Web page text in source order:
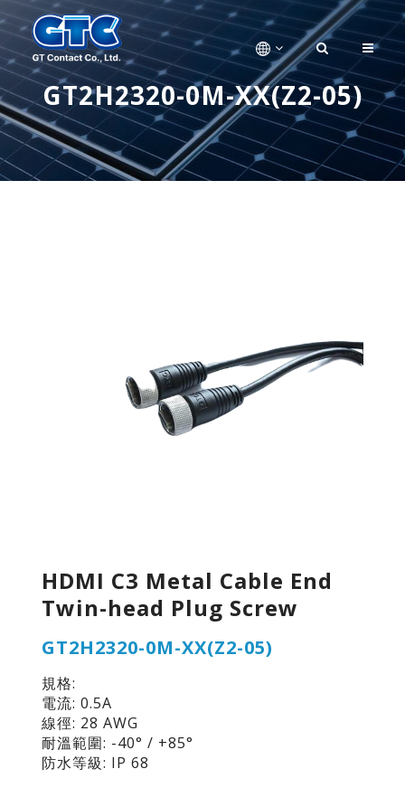
GT2H2320-0M-XX(Z2-05)
HDMI C3 Metal Cable End
Twin-head Plug Screw
GT2H2320-0M-XX(Z2-05)
規格:
電流: 0.5A
線徑: 28 AWG
耐溫範圍: -40° / +85°
防水等級: IP 68